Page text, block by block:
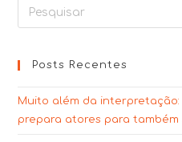
Posts Recentes
Muito além da
prepara atores para também